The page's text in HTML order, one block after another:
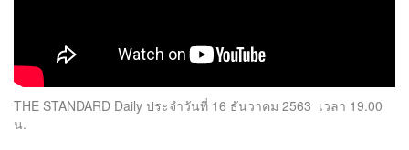
THE STANDARD Daily ประจำวันที่ 16 ธันวาคม 2563 เวลา 19.00
น.